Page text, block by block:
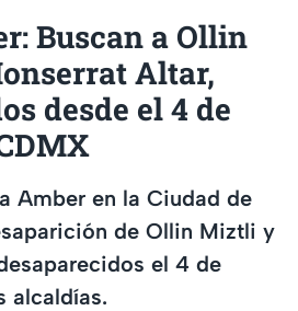
Buscan a Ollin
Altar,
desde el 4 de
Amber en la Ciudad de
de Ollin Miztli y
el 4 de
alcaldías.